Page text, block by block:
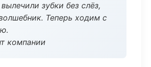
зубки без слёз,
Теперь ходим с
компании